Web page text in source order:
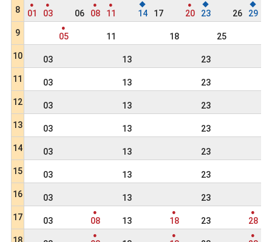
8
● ● ● ● ◆ ● ◆ ◆
01 03 06 08 11 14 17 20 23 26
29
9
●
05 11 18
25
10
03 13
23
11
03 13
23
12
03 13
23
13
03 13
23
14
03 13
23
15
03 13
23
16
03 13
23
17
● ● ●
03 08 13 18 23
28
● ● ●